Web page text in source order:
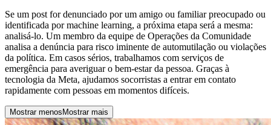
Se um post for denunciado por um amigo ou familiar preocupado ou
identificada por machine learning, a próxima etapa será a mesma:
analisá-lo. Um membro da equipe de Operações da Comunidade
analisa a denúncia para risco iminente de automutilação ou violações
da política. Em casos sérios, trabalhamos com serviços de
emergência para averiguar o bem-estar da pessoa. Graças à
tecnologia da Meta, ajudamos socorristas a entrar em contato
rapidamente com pessoas em momentos difíceis.
Mostrar menos Mostrar mais